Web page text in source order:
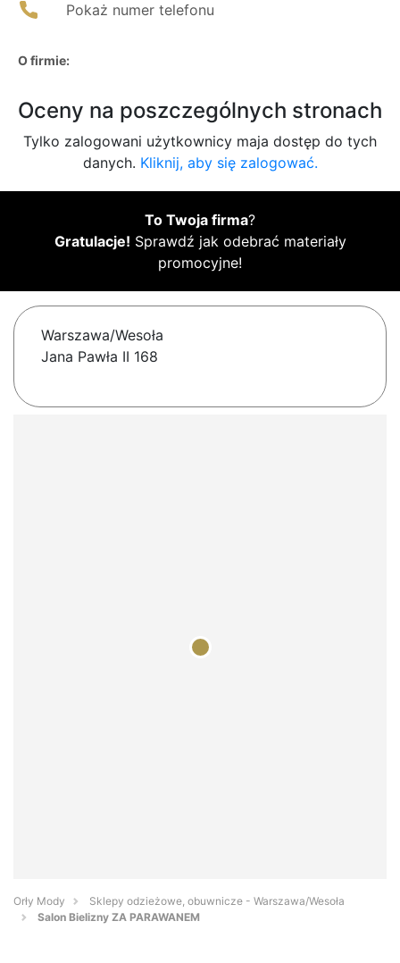
Pokaż numer telefonu
O firmie:
Oceny na poszczególnych stronach
Tylko zalogowani użytkownicy maja dostęp do tych
danych. Kliknij, aby się zalogować.
To Twoja firma?
Gratulacje! Sprawdź jak odebrać materiały
promocyjne!
Warszawa/Wesoła
Jana Pawła II 168
Orły Mody
Sklepy odzieżowe, obuwnicze - Warszawa/Wesoła
Salon Bielizny ZA PARAWANEM